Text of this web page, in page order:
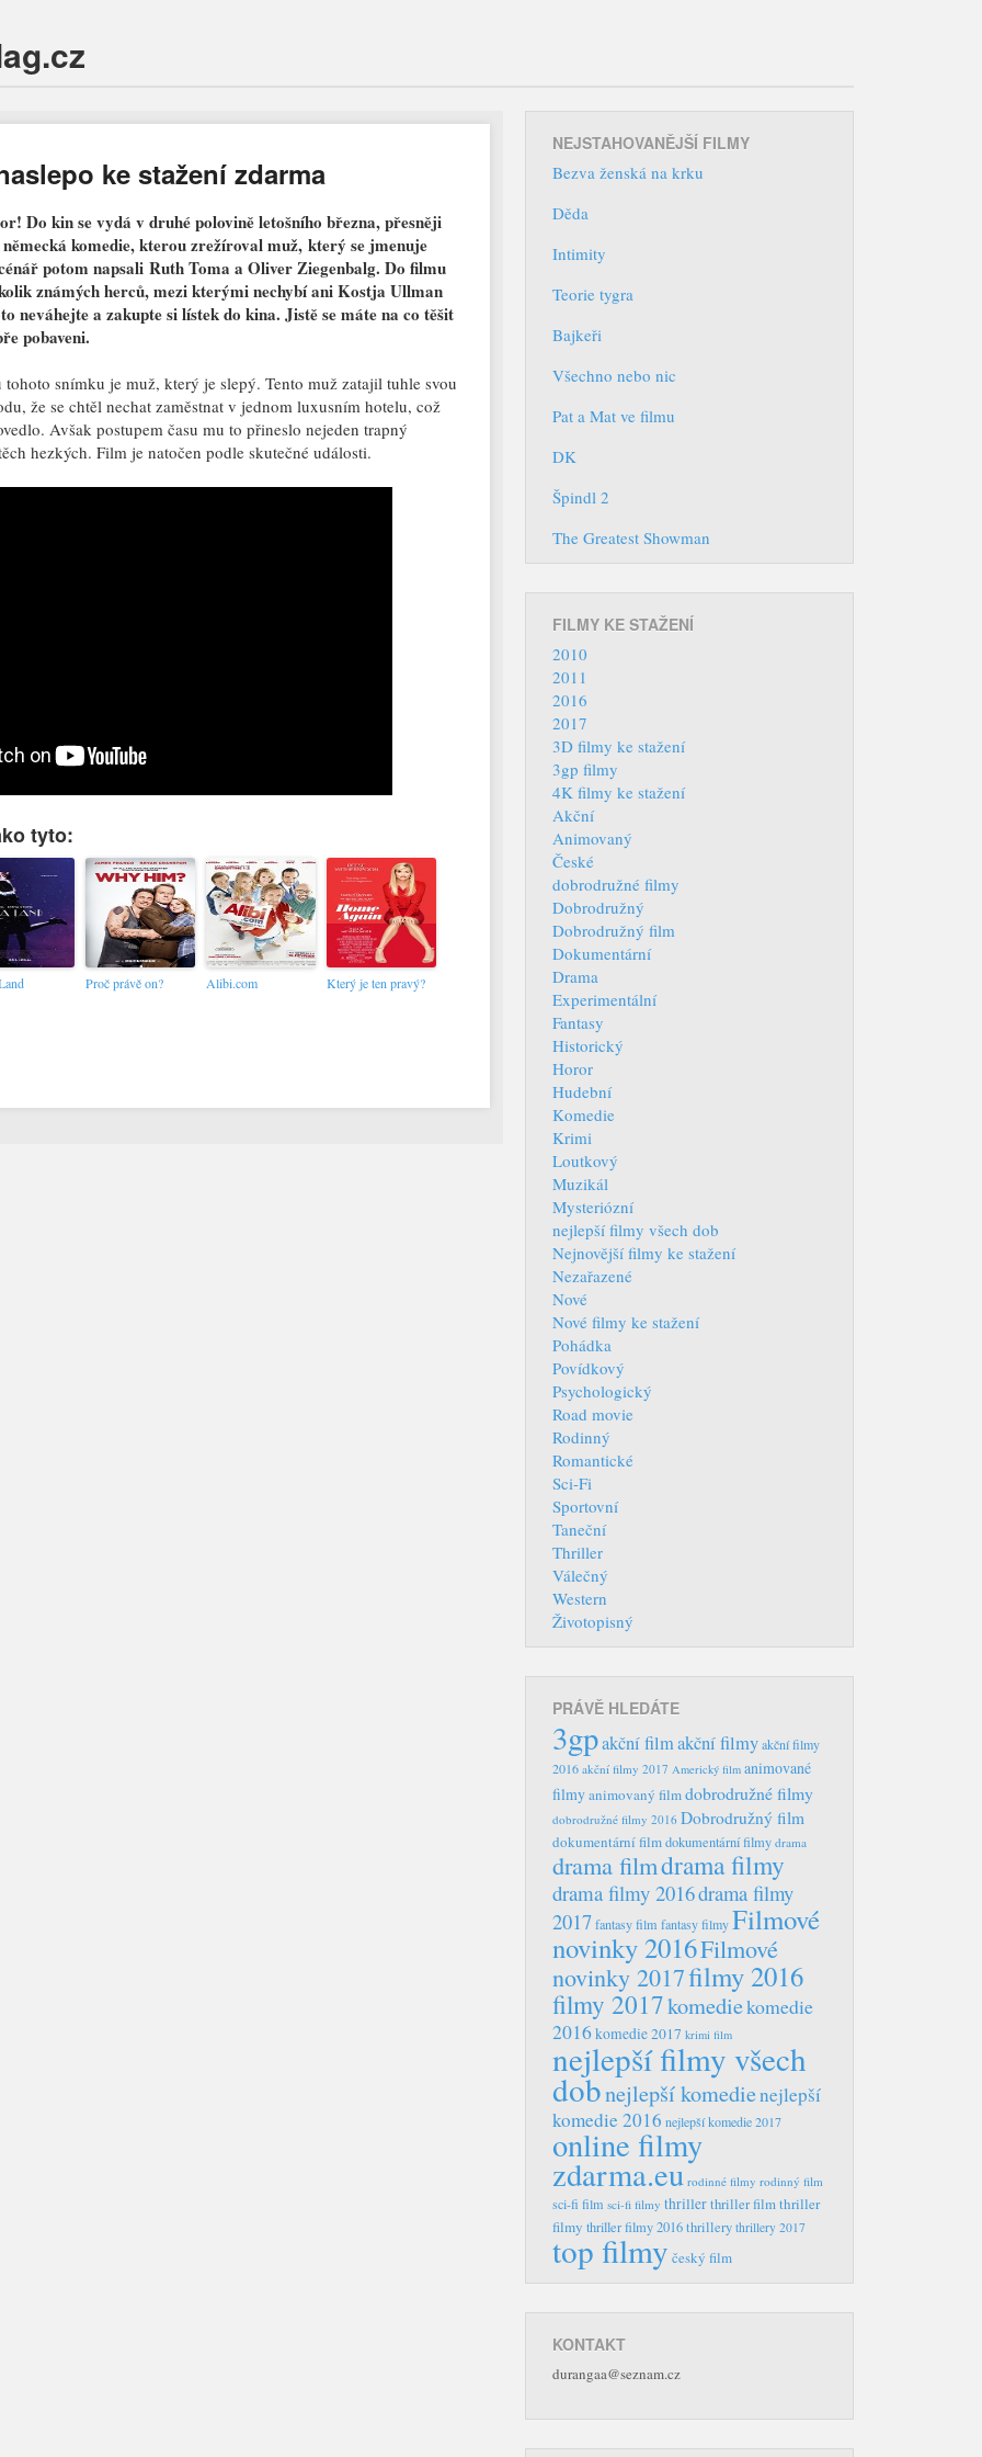
ke stažení zdarma
Do kin se vydá v druhé polovině letošního března, přesněji
komedie, kterou zrežíroval muž, který se jmenuje
potom napsali Ruth Toma a Oliver Ziegenbalg. Do filmu
známých herců, mezi kterými nechybí ani Kostja Ullman
neváhejte a zakupte si lístek do kina. Jistě se máte na co těšit
pobaveni.
snímku je muž, který je slepý. Tento muž zatajil tuhle svou
že se chtěl nechat zaměstnat v jednom luxusním hotelu, což
Avšak postupem času mu to přineslo nejeden trapný
hezkých. Film je natočen podle skutečné události.
tyto:
Proč právě on? Alibi.com Který je ten pravý?
NEJSTAHOVANĚJŠÍ FILMY
Bezva ženská na krku
Děda
Intimity
Teorie tygra
Bajkeři
Všechno nebo nic
Pat a Mat ve filmu
DK
Špindl 2
The Greatest Showman
FILMY KE STAŽENÍ
2010
2011
2016
2017
3D filmy ke stažení
3gp filmy
4K filmy ke stažení
Akční
Animovaný
České
dobrodružné filmy
Dobrodružný
Dobrodružný film
Dokumentární
Drama
Experimentální
Fantasy
Historický
Horor
Hudební
Komedie
Krimi
Loutkový
Muzikál
Mysteriózní
nejlepší filmy všech dob
Nejnovější filmy ke stažení
Nezařazené
Nové
Nové filmy ke stažení
Pohádka
Povídkový
Psychologický
Road movie
Rodinný
Romantické
Sci-Fi
Sportovní
Taneční
Thriller
Válečný
Western
Životopisný
PRÁVĚ HLEDÁTE
3gpakční filmakční filmyakční filmy
2016 akční filmy 2017 Americký film animované
filmyanimovaný filmdobrodružné filmy
dobrodružné filmy 2016 Dobrodružný film
dokumentární filmdokumentární filmy drama
drama filmdrama filmy
drama filmy 2016drama filmy
2017fantasy film fantasy filmyFilmové
novinky 2016Filmové
novinky 2017filmy 2016
filmy 2017komediekomedie
2016komedie 2017 krimi film
nejlepší filmy všech
dobnejlepší komedienejlepší
komedie 2016 nejlepší komedie 2017
online filmy
zdarma.eu rodinné filmy rodinný film
sci-fi film sci-fi filmy thrillerthriller filmthriller
filmy thriller filmy 2016thrillery thrillery 2017
top filmy český film
KONTAKT
durangaa@seznam.cz